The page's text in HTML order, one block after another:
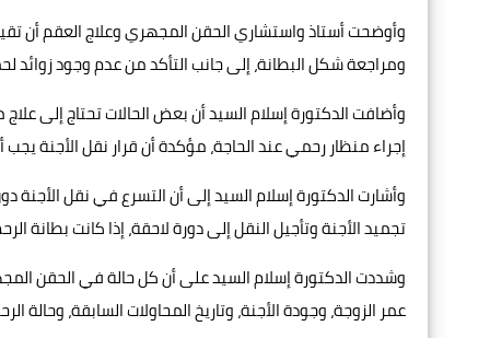
وأوضحت أستاذ واستشاري الحقن المجهري وعلاج العقم أن
ومراجعة شكل البطانة، إلى جانب التأكد من عدم وجود زوائد
وأضافت الدكتورة إسلام السيد أن بعض الحالات تحتاج إلى
إجراء منظار رحمي عند الحاجة، مؤكدة أن قرار نقل الأجنة
وأشارت الدكتورة إسلام السيد إلى أن التسرع في نقل
تجميد الأجنة وتأجيل النقل إلى دورة لاحقة، إذا كانت بطانة
وشددت الدكتورة إسلام السيد على أن كل حالة في الحقن
عمر الزوجة، وجودة الأجنة، وتاريخ المحاولات السابقة،